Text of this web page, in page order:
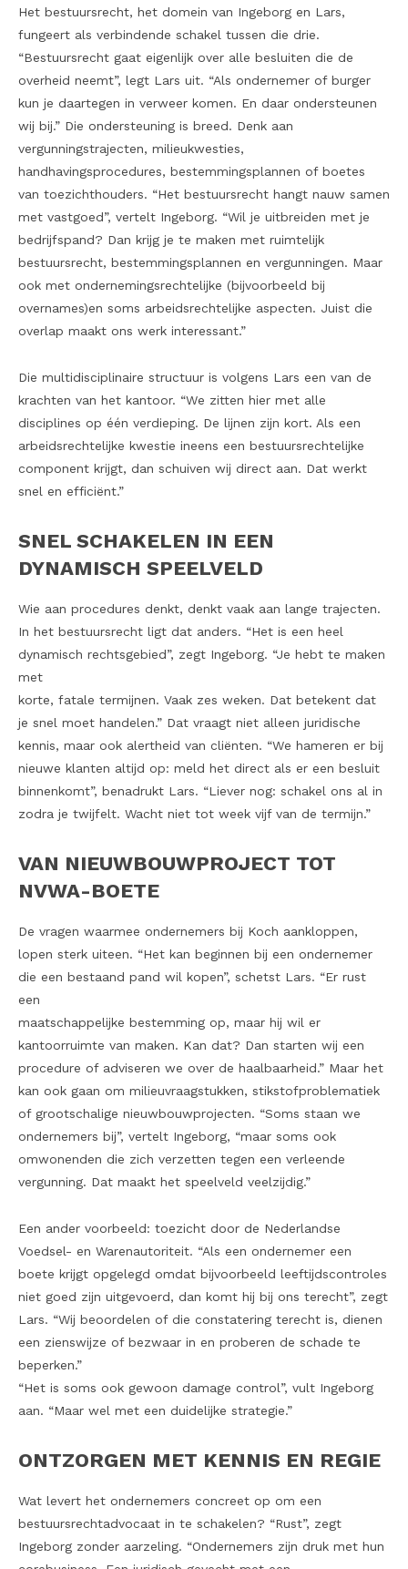
Het bestuursrecht, het domein van Ingeborg en Lars,
fungeert als verbindende schakel tussen die drie.
“Bestuursrecht gaat eigenlijk over alle besluiten die de
overheid neemt”, legt Lars uit. “Als ondernemer of burger
kun je daartegen in verweer komen. En daar ondersteunen
wij bij.” Die ondersteuning is breed. Denk aan
vergunningstrajecten, milieukwesties,
handhavingsprocedures, bestemmingsplannen of boetes
van toezichthouders. “Het bestuursrecht hangt nauw samen
met vastgoed”, vertelt Ingeborg. “Wil je uitbreiden met je
bedrijfspand? Dan krijg je te maken met ruimtelijk
bestuursrecht, bestemmingsplannen en vergunningen. Maar
ook met ondernemingsrechtelijke (bijvoorbeeld bij
overnames)en soms arbeidsrechtelijke aspecten. Juist die
overlap maakt ons werk interessant.”
Die multidisciplinaire structuur is volgens Lars een van de
krachten van het kantoor. “We zitten hier met alle
disciplines op één verdieping. De lijnen zijn kort. Als een
arbeidsrechtelijke kwestie ineens een bestuursrechtelijke
component krijgt, dan schuiven wij direct aan. Dat werkt
snel en efficiënt.”
SNEL SCHAKELEN IN EEN
DYNAMISCH SPEELVELD
Wie aan procedures denkt, denkt vaak aan lange trajecten.
In het bestuursrecht ligt dat anders. “Het is een heel
dynamisch rechtsgebied”, zegt Ingeborg. “Je hebt te maken
met
korte, fatale termijnen. Vaak zes weken. Dat betekent dat
je snel moet handelen.” Dat vraagt niet alleen juridische
kennis, maar ook alertheid van cliënten. “We hameren er bij
nieuwe klanten altijd op: meld het direct als er een besluit
binnenkomt”, benadrukt Lars. “Liever nog: schakel ons al in
zodra je twijfelt. Wacht niet tot week vijf van de termijn.”
VAN NIEUWBOUWPROJECT TOT
NVWA-BOETE
De vragen waarmee ondernemers bij Koch aankloppen,
lopen sterk uiteen. “Het kan beginnen bij een ondernemer
die een bestaand pand wil kopen”, schetst Lars. “Er rust
een
maatschappelijke bestemming op, maar hij wil er
kantoorruimte van maken. Kan dat? Dan starten wij een
procedure of adviseren we over de haalbaarheid.” Maar het
kan ook gaan om milieuvraagstukken, stikstofproblematiek
of grootschalige nieuwbouwprojecten. “Soms staan we
ondernemers bij”, vertelt Ingeborg, “maar soms ook
omwonenden die zich verzetten tegen een verleende
vergunning. Dat maakt het speelveld veelzijdig.”
Een ander voorbeeld: toezicht door de Nederlandse
Voedsel- en Warenautoriteit. “Als een ondernemer een
boete krijgt opgelegd omdat bijvoorbeeld leeftijdscontroles
niet goed zijn uitgevoerd, dan komt hij bij ons terecht”, zegt
Lars. “Wij beoordelen of die constatering terecht is, dienen
een zienswijze of bezwaar in en proberen de schade te
beperken.”
“Het is soms ook gewoon damage control”, vult Ingeborg
aan. “Maar wel met een duidelijke strategie.”
ONTZORGEN MET KENNIS EN REGIE
Wat levert het ondernemers concreet op om een
bestuursrechtadvocaat in te schakelen? “Rust”, zegt
Ingeborg zonder aarzeling. “Ondernemers zijn druk met hun